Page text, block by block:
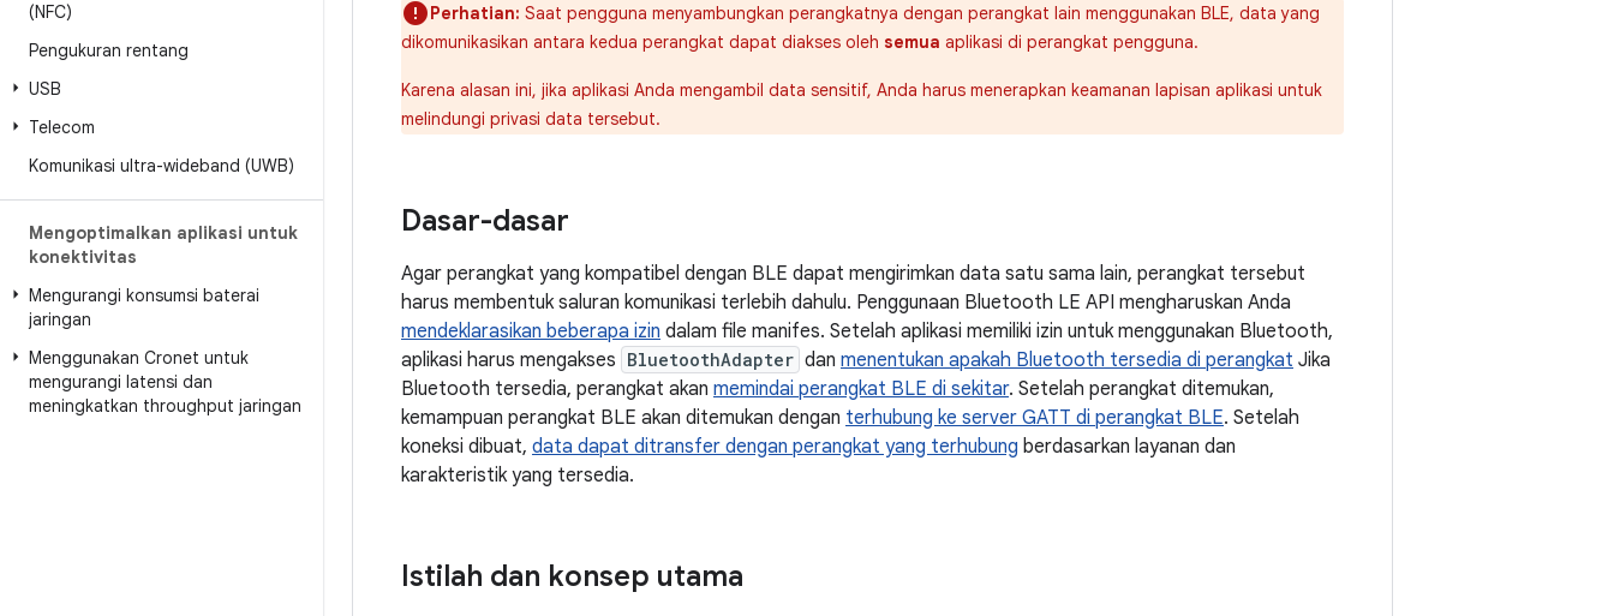
(NFC)
Pengukuran rentang
USB
Telecom
Komunikasi ultra-wideband (UWB)
Mengoptimalkan aplikasi untuk
konektivitas
Mengurangi konsumsi baterai
jaringan
Menggunakan Cronet untuk
mengurangi latensi dan
meningkatkan throughput jaringan
Perhatian: Saat pengguna menyambungkan perangkatnya dengan perangkat lain menggunakan BLE, data yang
dikomunikasikan antara kedua perangkat dapat diakses oleh semua aplikasi di perangkat pengguna.
Karena alasan ini, jika aplikasi Anda mengambil data sensitif, Anda harus menerapkan keamanan lapisan aplikasi untuk
melindungi privasi data tersebut.
Dasar-dasar
Agar perangkat yang kompatibel dengan BLE dapat mengirimkan data satu sama lain, perangkat tersebut
harus membentuk saluran komunikasi terlebih dahulu. Penggunaan Bluetooth LE API mengharuskan Anda
mendeklarasikan beberapa izin dalam file manifes. Setelah aplikasi memiliki izin untuk menggunakan Bluetooth,
aplikasi harus mengakses BluetoothAdapter dan menentukan apakah Bluetooth tersedia di perangkat Jika
Bluetooth tersedia, perangkat akan memindai perangkat BLE di sekitar. Setelah perangkat ditemukan,
kemampuan perangkat BLE akan ditemukan dengan terhubung ke server GATT di perangkat BLE. Setelah
koneksi dibuat, data dapat ditransfer dengan perangkat yang terhubung berdasarkan layanan dan
karakteristik yang tersedia.
Istilah dan konsep utama